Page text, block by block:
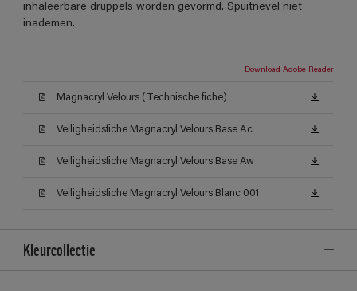
inhaleerbare druppels worden gevormd. Spuitnevel niet
inademen.
Download Adobe Reader
Magnacryl Velours (Technische fiche)
Veiligheidsfiche Magnacryl Velours Base Ac
Veiligheidsfiche Magnacryl Velours Base Aw
Veiligheidsfiche Magnacryl Velours Blanc 001
Kleurcollectie